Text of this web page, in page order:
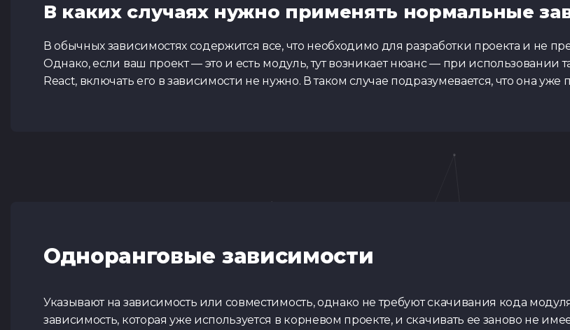
В каких случаях нужно применять нормальные
В обычных зависимостях содержится все, что необходимо для разработки проекта и не
Однако, если ваш проект — это и есть модуль, тут возникает нюанс — при использовании
React, включать его в зависимости не нужно. В таком случае подразумевается, что она уже
Одноранговые зависимости
Указывают на зависимость или совместимость, однако не требуют скачивания кода
зависимость, которая уже используется в корневом проекте, и скачивать ее заново не